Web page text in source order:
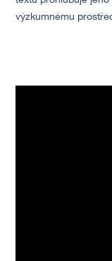
výzkumnému